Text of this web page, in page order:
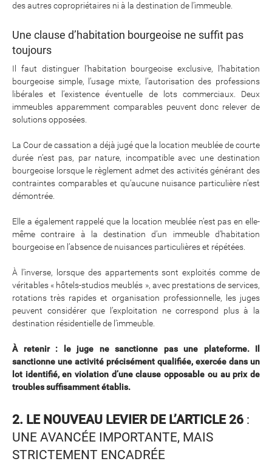
des autres copropriétaires ni à la destination de l’immeuble.
Une clause d’habitation bourgeoise ne suffit pas
toujours
Il faut distinguer l’habitation bourgeoise exclusive, l’habitation
bourgeoise simple, l’usage mixte, l’autorisation des professions
libérales et l’existence éventuelle de lots commerciaux. Deux
immeubles apparemment comparables peuvent donc relever de
solutions opposées.
La Cour de cassation a déjà jugé que la location meublée de courte
durée n’est pas, par nature, incompatible avec une destination
bourgeoise lorsque le règlement admet des activités générant des
contraintes comparables et qu’aucune nuisance particulière n’est
démontrée.
Elle a également rappelé que la location meublée n’est pas en elle-
même contraire à la destination d’un immeuble d’habitation
bourgeoise en l’absence de nuisances particulières et répétées.
À l’inverse, lorsque des appartements sont exploités comme de
véritables « hôtels-studios meublés », avec prestations de services,
rotations très rapides et organisation professionnelle, les juges
peuvent considérer que l’exploitation ne correspond plus à la
destination résidentielle de l’immeuble.
À retenir : le juge ne sanctionne pas une plateforme. Il
sanctionne une activité précisément qualifiée, exercée dans un
lot identifié, en violation d’une clause opposable ou au prix de
troubles suffisamment établis.
2. LE NOUVEAU LEVIER DE L’ARTICLE 26 :
UNE AVANCÉE IMPORTANTE, MAIS
STRICTEMENT ENCADRÉE